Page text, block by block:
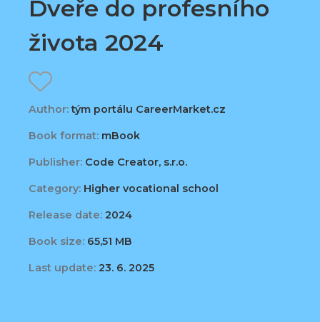
Dveře do profesního
života 2024
Author:tým portálu CareerMarket.cz
Book format: mBook
Publisher: Code Creator, s.r.o.
Category: Higher vocational school
Release date: 2024
Book size: 65,51 MB
Last update: 23. 6. 2025